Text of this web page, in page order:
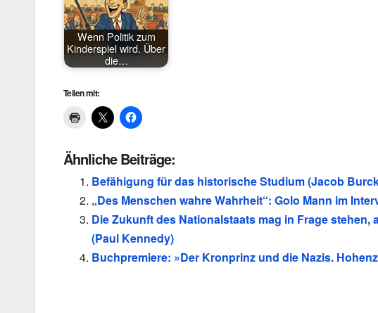
Wenn Politik zum
Kinderspiel wird. Über
die…
Teilen mit:
Ähnliche Beiträge:
Befähigung für das historische Studium (Jacob
„Des Menschen wahre Wahrheit“: Golo Mann im
Die Zukunft des Nationalstaats mag in Frage
(Paul Kennedy)
Buchpremiere: »Der Kronprinz und die Nazis.